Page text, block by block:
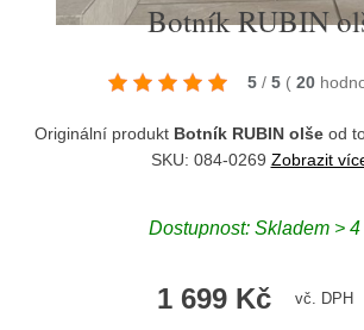
Botník RUBIN
5 / 5 ( 20
Originální produkt Botník RUBIN olše od
SKU: 084-0269 Zobrazit
Dostupnost: Skladem > 4
1 699 Kč vč. DPH